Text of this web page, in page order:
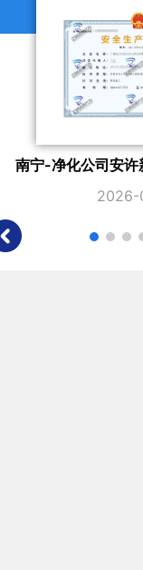
南宁-劳务公司安
2026-